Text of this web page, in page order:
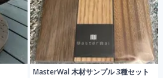
MasterWal 木材サンプル 3種セット